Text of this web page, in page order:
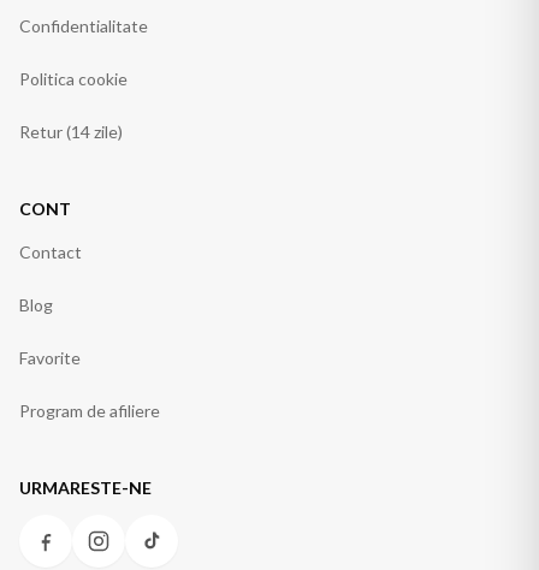
Confidentialitate
Politica cookie
Retur (14 zile)
CONT
Contact
Blog
Favorite
Program de afiliere
URMARESTE-NE